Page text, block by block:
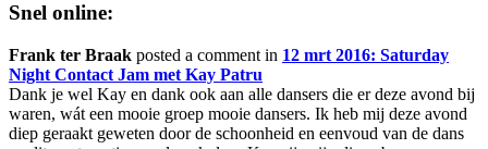
Snel online:
Frank ter Braak posted a comment in 12 mrt 2016: Saturday
Night Contact Jam met Kay Patru
Dank je wel Kay en dank ook aan alle dansers die er deze avond bij
waren, wát een mooie groep mooie dansers. Ik heb mij deze avond
diep geraakt geweten door de schoonheid en eenvoud van de dans